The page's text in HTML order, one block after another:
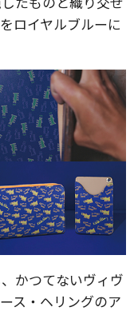
ロイヤルブルーに
かつてないヴィヴ
ス・ヘリングのア